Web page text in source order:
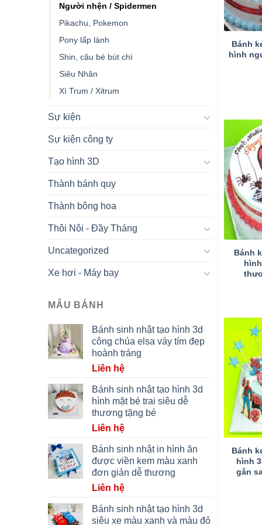
Người nhện / Spidermen
Pikachu, Pokemon
Pony lấp lánh
Shin, cậu bé bút chì
Siêu Nhân
Xì Trum / Xitrum
Sự kiện
Sự kiện công ty
Tạo hình 3D
Thành bánh quy
Thành bông hoa
Thôi Nôi - Đầy Tháng
Uncategorized
Xe hơi - Máy bay
MẪU BÁNH
Bánh sinh nhật tạo hình 3d
công chúa elsa váy tím đẹp
hoành tráng
Liên hệ
Bánh sinh nhật tạo hình 3d
hình mặt bé trai siêu dễ
thương tặng bé
Liên hệ
Bánh sinh nhật in hình ăn
được viền kem màu xanh
đơn giản dễ thương
Liên hệ
Bánh sinh nhật tạo hình 3d
siêu xe màu xanh và màu đỏ
Bánh
hình
Bánh
Bánh
hình
gắn